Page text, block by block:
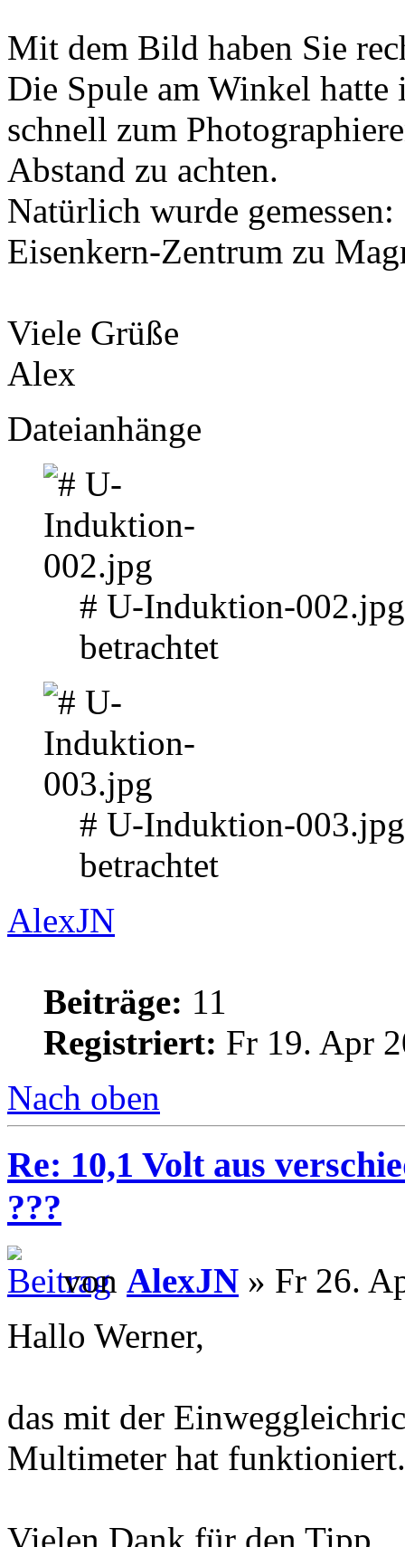
Mit dem Bild haben Sie
Die Spule am Winkel hatte
schnell zum
Abstand zu achten.
Natürlich wurde
Eisenkern-Zentrum zu
Viele Grüße
Alex
Dateianhänge
# U-Induktion-
betrachtet
# U-Induktion-
betrachtet
AlexJN
Beiträge: 11
Registriert: Fr 19. Apr
Nach oben
Re: 10,1 Volt aus
???
von AlexJN » Fr 26.
Hallo Werner,
das mit der
Multimeter hat funktioniert.